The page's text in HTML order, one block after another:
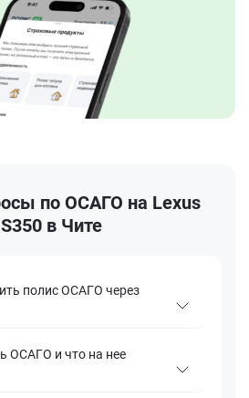
по ОСАГО на Lexus
в Чите
полис ОСАГО через
ОСАГО и что на нее